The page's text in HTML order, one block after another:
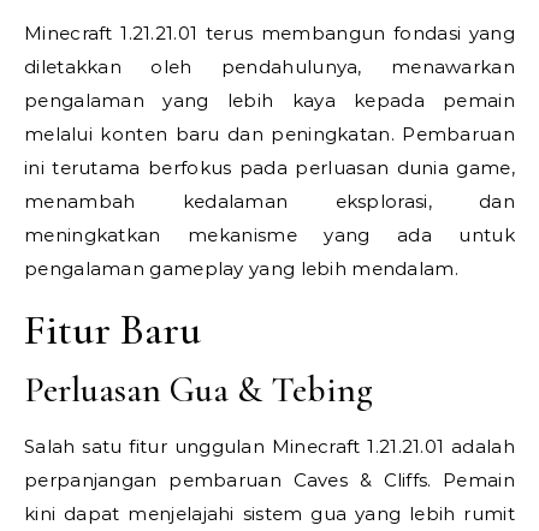
Minecraft 1.21.21.01 terus membangun fondasi yang
diletakkan oleh pendahulunya, menawarkan
pengalaman yang lebih kaya kepada pemain
melalui konten baru dan peningkatan. Pembaruan
ini terutama berfokus pada perluasan dunia game,
menambah kedalaman eksplorasi, dan
meningkatkan mekanisme yang ada untuk
pengalaman gameplay yang lebih mendalam.
Fitur Baru
Perluasan Gua & Tebing
Salah satu fitur unggulan Minecraft 1.21.21.01 adalah
perpanjangan pembaruan Caves & Cliffs. Pemain
kini dapat menjelajahi sistem gua yang lebih rumit